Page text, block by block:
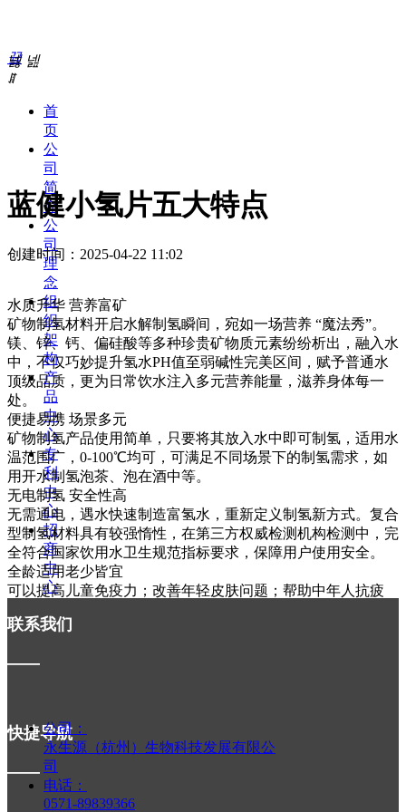
끀
ꁲ
首
页
公
司
简
介
公
司
理
念
组
织
架
构
产
品
中
心
专
利
中
心
招
商
中
心
闻
我
们
넳 넲
蓝健小氢片五大特点
创建时间： 2025-04-22 11:02
水质升华 营养富矿
矿物制氢材料开启水解制氢瞬间，宛如一场营养 “魔法秀”。
镁、锌、钙、偏硅酸等多种珍贵矿物质元素纷纷析出，融入水
中，不仅巧妙提升氢水PH值至弱碱性完美区间，赋予普通水
顶级品质，更为日常饮水注入多元营养能量，滋养身体每一
处。
便捷易携 场景多元
矿物制氢产品使用简单，只要将其放入水中即可制氢，适用水
温范围广，0-100℃均可，可满足不同场景下的制氢需求，如
用开水制氢泡茶、泡在酒中等。
无电制氢 安全性高
无需通电，遇水快速制造富氢水，重新定义制氢新方式。复合
型制氢材料具有较强惰性，在第三方权威检测机构检测中，完
全符合国家饮用水卫生规范指标要求，保障用户使用安全。
全龄适用老少皆宜
可以提高儿童免疫力；改善年轻皮肤问题；帮助中年人抗疲
题。
矿物制氢是氢产业的重要制氢技术，多项国家授权发明专利，
ꄴ前一个： 无
后一个： 无
联系我们
——
快捷导航
——
公司：
永生源（杭州）生物科技发展有限公
司
电话：
0571-89839366